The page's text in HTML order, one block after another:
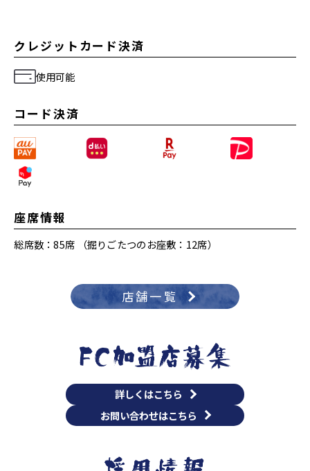
クレジットカード決済
使用可能
コード決済
座席情報
総席数：85席 （掘りごたつのお座敷：12席）
店舗一覧
詳しくはこちら
お問い合わせはこちら